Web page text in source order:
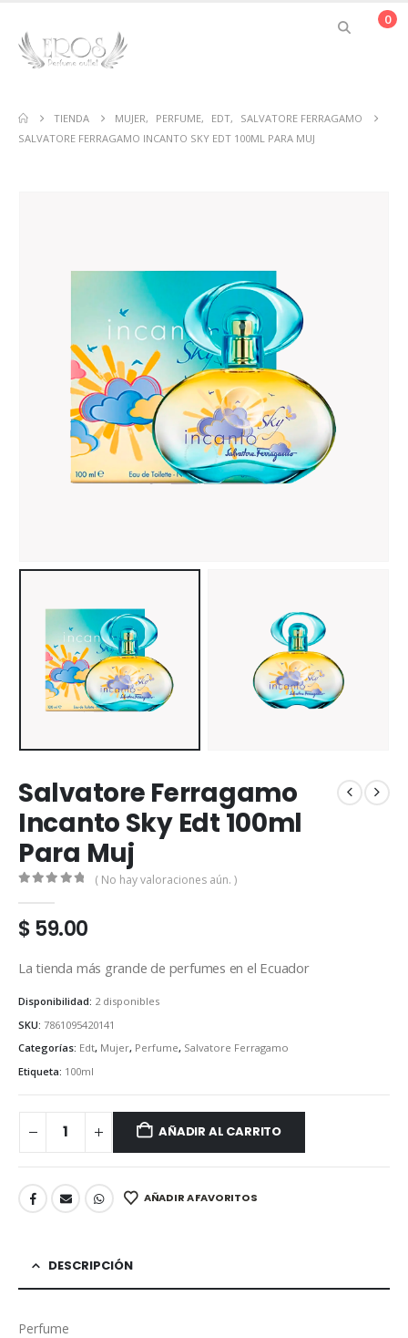
0
TIENDA MUJER, PERFUME, EDT,
SALVATORE FERRAGAMO
SALVATORE FERRAGAMO INCANTO SKY EDT 100ML PARA MUJ
Salvatore Ferragamo
Incanto Sky Edt 100ml
Para Muj
( No hay valoraciones aún. )
$59.00
La tienda más grande de perfumes en el Ecuador
Disponibilidad: 2 disponibles
SKU: 7861095420141
Categorías: Edt, Mujer, Perfume, Salvatore Ferragamo
Etiqueta: 100ml
AÑADIR AL CARRITO
AÑADIR A FAVORITOS
DESCRIPCIÓN
Perfume